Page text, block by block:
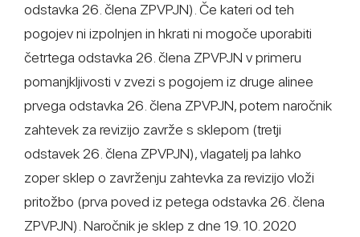
odstavka 26. člena ZPVPJN). Če kateri od teh
pogojev ni izpolnjen in hkrati ni mogoče uporabiti
četrtega odstavka 26. člena ZPVPJN v primeru
pomanjkljivosti v zvezi s pogojem iz druge alinee
prvega odstavka 26. člena ZPVPJN, potem naročnik
zahtevek za revizijo zavrže s sklepom (tretji
odstavek 26. člena ZPVPJN), vlagatelj pa lahko
zoper sklep o zavrženju zahtevka za revizijo vloži
pritožbo (prva poved iz petega odstavka 26. člena
ZPVPJN). Naročnik je sklep z dne 19. 10. 2020